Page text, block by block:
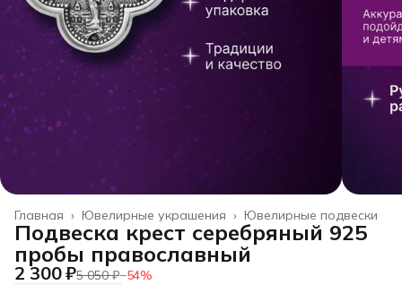
Ювелирные подвески
Ювелирные украшения ›
Главная ›
Подвеска крест серебряный 925
пробы православный
2 300 ₽5 050 ₽−54%